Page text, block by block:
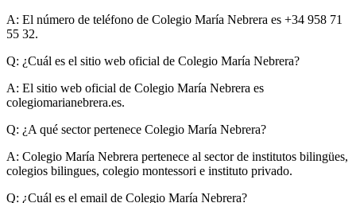
A: El número de teléfono de Colegio María Nebrera es +34 958 71
55 32.
Q: ¿Cuál es el sitio web oficial de Colegio María Nebrera?
A: El sitio web oficial de Colegio María Nebrera es
colegiomarianebrera.es.
Q: ¿A qué sector pertenece Colegio María Nebrera?
A: Colegio María Nebrera pertenece al sector de institutos bilingües,
colegios bilingues, colegio montessori e instituto privado.
Q: ¿Cuál es el email de Colegio María Nebrera?